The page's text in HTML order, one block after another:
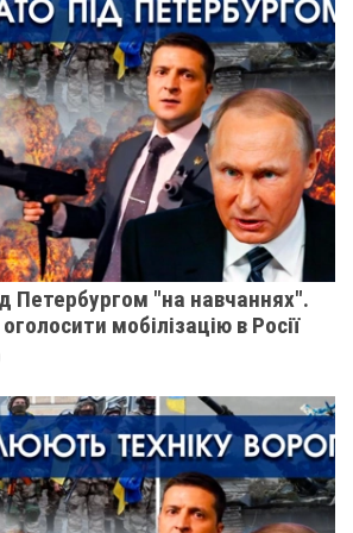
Петербургом "на навчаннях".
мобілізацію в Росії